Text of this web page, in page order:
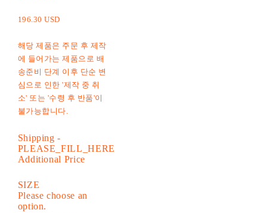
196.30 USD
해당 제품은 주문 후 제작
에 들어가는 제품으로 배
송준비 단계 이후 단순 변
심으로 인한 '제작 중 취
소' 또는 '수령 후 반품'이
불가능합니다.
Shipping-
PLEASE_FILL_HERE
Additional Price
SIZE
Please choose an
option.